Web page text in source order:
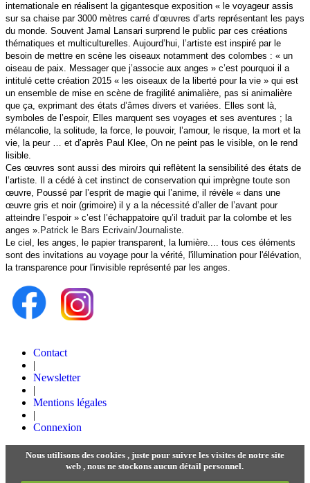
internationale en réalisent la gigantesque exposition « le voyageur assis
sur sa chaise par 3000 mètres carré d’œuvres d’arts représentant les pays
du monde. Souvent Jamal Lansari surprend le public par ces créations
thématiques et multiculturelles. Aujourd’hui, l’artiste est inspiré par le
besoin de mettre en scène les oiseaux notamment des colombes : « un
oiseau de paix. Messager que j’associe aux anges » c’est pourquoi il a
intitulé cette création 2015 « les oiseaux de la liberté pour la vie » qui est
un ensemble de mise en scène de fragilité animalière, pas si animalière
que ça, exprimant des états d’âmes divers et variées. Elles sont là,
symboles de l’espoir, Elles marquent ses voyages et ses aventures ; la
mélancolie, la solitude, la force, le pouvoir, l’amour, le risque, la mort et la
vie, la peur … et d’après Paul Klee, On ne peint pas le visible, on le rend
lisible.
Ces œuvres sont aussi des miroirs qui reflètent la sensibilité des états de
l’artiste. Il a cédé à cet instinct de conservation qui imprègne toute son
œuvre, Poussé par l’esprit de magie qui l’anime, il révèle « dans une
œuvre gris et noir (grimoire) il y a la nécessité d’aller de l’avant pour
atteindre l’espoir » c’est l’échappatoire qu’il traduit par la colombe et les
anges ». Patrick le Bars Ecrivain/Journaliste.
Le ciel, les anges, le papier transparent, la lumière.... tous ces éléments
sont des invitations au voyage pour la vérité, l'illumination pour l'élévation,
la transparence pour l'invisible représenté par les anges.
Contact
|
Newsletter
|
Mentions légales
|
Connexion
Nous utilisons des cookies , juste pour suivre les visites de notre site
web , nous ne stockons aucun détail personnel.